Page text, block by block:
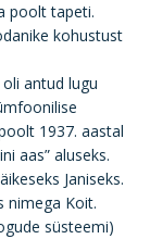
poolt tapeti.
kohustust
antud lugu
1937. aastal
aas” aluseks.
Janiseks.
nimega Koit.
süsteemi)